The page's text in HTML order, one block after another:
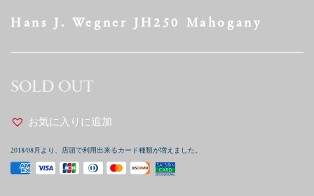
Hans J. Wegner JH250 Mahogany
SOLD OUT
お気に入りに追加
2018/08月より、店頭で利用出来るカード種類が増えました。